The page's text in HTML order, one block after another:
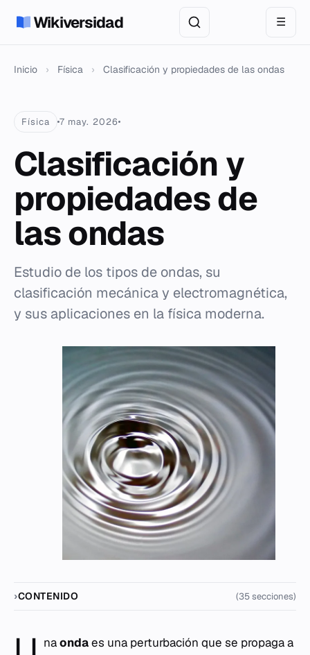
Wikiversidad ☰
Inicio › Física › Clasificación y propiedades de las ondas
Física 7 may. 2026
Clasificación y
propiedades de
las ondas
Estudio de los tipos de ondas, su
clasificación mecánica y electromagnética,
y sus aplicaciones en la física moderna.
CONTENIDO (35 secciones)
naondaes una perturbación que se propaga a